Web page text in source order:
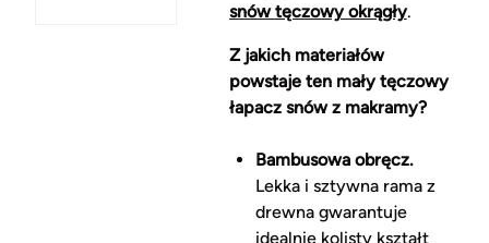
snów tęczowy okrągły.
Z jakich materiałów
powstaje ten mały tęczowy
łapacz snów z makramy?
Bambusowa obręcz.
Lekka i sztywna rama z
drewna gwarantuje
idealnie kolisty kształt